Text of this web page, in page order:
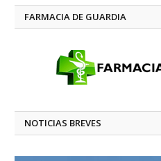
FARMACIA DE GUARDIA
NOTICIAS BREVES